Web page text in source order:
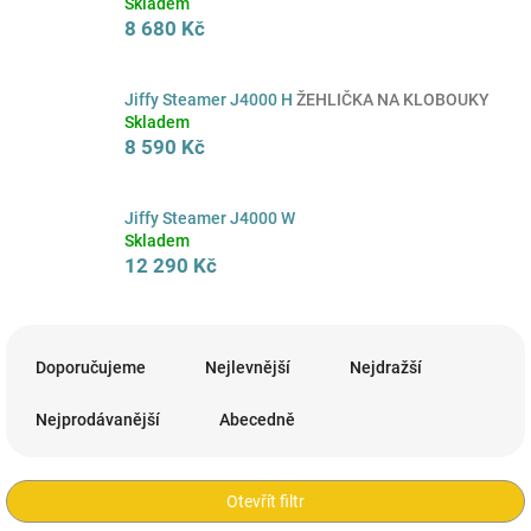
8 680 Kč
Jiffy Steamer J4000 H ŽEHLIČKA NA KLOBOUKY
Skladem
8 590 Kč
Jiffy Steamer J4000 W
Skladem
12 290 Kč
p
r
Doporučujeme Nejlevnější Nejdražší
Nejprodávanější Abecedně
Otevřít filtr